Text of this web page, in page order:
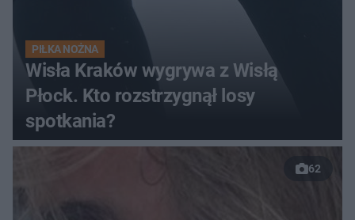
PIŁKA NOŻNA
Wisła Kraków wygrywa z Wisłą
Płock. Kto rozstrzygnął losy
spotkania?
62